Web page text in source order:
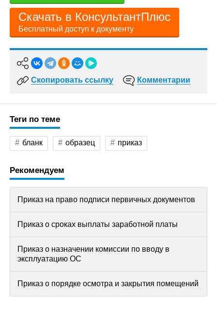
Скачать в КонсультантПлюс
Бесплатный доступ к документу
Скопировать ссылку Комментарии
Теги по теме
бланк образец приказ
Рекомендуем
Приказ на право подписи первичных документов
Приказ о сроках выплаты заработной платы
Приказ о назначении комиссии по вводу в
эксплуатацию ОС
Приказ о порядке осмотра и закрытия помещений